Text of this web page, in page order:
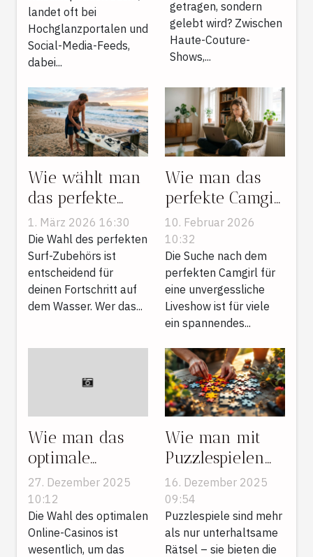
unterschätzt
werden
landet oft bei
Hochglanzportalen und
Social-Media-Feeds,
dabei...
getragen, sondern
gelebt wird? Zwischen
Haute-Couture-
Shows,...
Wie wählt man
das perfekte
Surf-Zubehör
für Ihr Niveau?
1. März 2026 16:30
Die Wahl des perfekten
Surf-Zubehörs ist
entscheidend für
deinen Fortschritt auf
dem Wasser. Wer das...
Wie man das
perfekte Camgirl
für eine
unvergessliche
Liveshow findet
10. Februar 2026
10:32
Die Suche nach dem
perfekten Camgirl für
eine unvergessliche
Liveshow ist für viele
ein spannendes...
Wie man das
optimale
Online-Casino
basierend auf
Spielvorlieben
wählt
27. Dezember 2025
10:12
Die Wahl des optimalen
Online-Casinos ist
wesentlich, um das
Wie man mit
Puzzlespielen
Beziehungen
aufbaut und
Villen
restauriert
16. Dezember 2025
09:54
Puzzlespiele sind mehr
als nur unterhaltsame
Rätsel – sie bieten die